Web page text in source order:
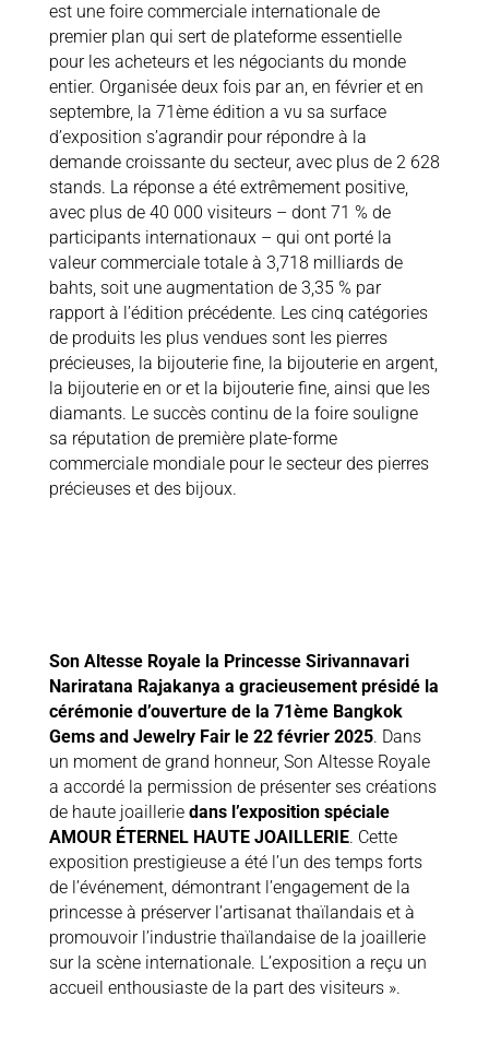
est une foire commerciale internationale de
premier plan qui sert de plateforme essentielle
pour les acheteurs et les négociants du monde
entier. Organisée deux fois par an, en février et en
septembre, la 71ème édition a vu sa surface
d’exposition s’agrandir pour répondre à la
demande croissante du secteur, avec plus de 2 628
stands. La réponse a été extrêmement positive,
avec plus de 40 000 visiteurs – dont 71 % de
participants internationaux – qui ont porté la
valeur commerciale totale à 3,718 milliards de
bahts, soit une augmentation de 3,35 % par
rapport à l’édition précédente. Les cinq catégories
de produits les plus vendues sont les pierres
précieuses, la bijouterie fine, la bijouterie en argent,
la bijouterie en or et la bijouterie fine, ainsi que les
diamants. Le succès continu de la foire souligne
sa réputation de première plate-forme
commerciale mondiale pour le secteur des pierres
précieuses et des bijoux.
Son Altesse Royale la Princesse Sirivannavari
Nariratana Rajakanya a gracieusement présidé la
cérémonie d’ouverture de la 71ème Bangkok
Gems and Jewelry Fair le 22 février 2025. Dans
un moment de grand honneur, Son Altesse Royale
a accordé la permission de présenter ses créations
de haute joaillerie dans l’exposition spéciale
AMOUR ÉTERNEL HAUTE JOAILLERIE. Cette
exposition prestigieuse a été l’un des temps forts
de l’événement, démontrant l’engagement de la
princesse à préserver l’artisanat thaïlandais et à
promouvoir l’industrie thaïlandaise de la joaillerie
sur la scène internationale. L’exposition a reçu un
accueil enthousiaste de la part des visiteurs ».